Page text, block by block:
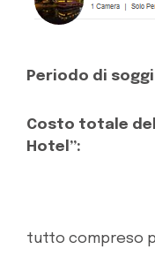
Periodo di
Costo totale
Hotel”:
tutto compreso